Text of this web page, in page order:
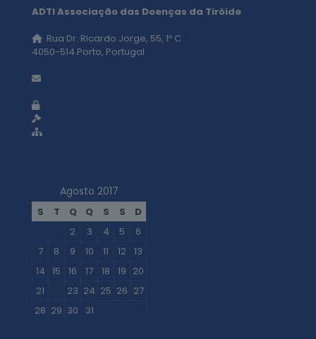
ADTI Associação das Doenças da Tiróide
Rua Dr. Ricardo Jorge, 55, 1º C
4050-514 Porto, Portugal
Agosto 2017
S T Q Q S S
D
2 3 4 5
6
7
8 9 10 11 12
13
14 15 16 17 18 19 20
21
23 24 25 26 27
28 29 30 31